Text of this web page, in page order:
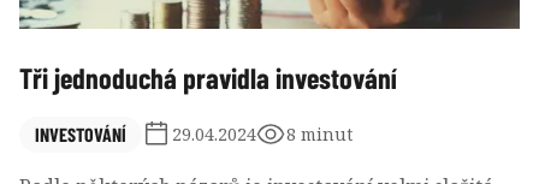
Tři jednoduchá pravidla investování
INVESTOVÁNÍ 29.04.2024 8 minut